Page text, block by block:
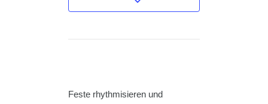
Feste rhythmisieren und